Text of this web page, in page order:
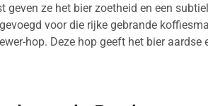
geven ze het bier zoetheid en een
voor die rijke gebrande
hop. Deze hop geeft het bier aardse